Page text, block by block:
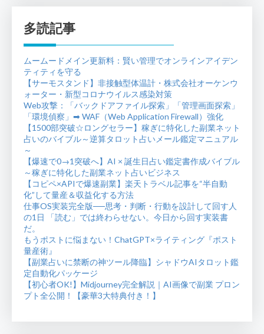
多読記事
ムームードメイン更新料：賢い管理でオンラインアイデン
ティティを守る
【サーモスタンド】非接触型体温計・株式会社オーケンウ
ォーター・新型コロナウイルス感染対策
Web攻撃：「バックドアファイル探索」「管理画面探索」
「環境偵察」➡ WAF（Web Application Firewall）強化
【1500部突破☆ロングセラー】稼ぎに特化した副業ネット
占いのバイブル～逆算タロット占いメール鑑定マニュアル
～
【爆速で0→1突破へ】AI × 誕生日占い鑑定書作成バイブル
～稼ぎに特化した副業ネット占いビジネス
【コピペ×APIで爆速副業】楽天トラベル記事を“半自動
化”して量産＆収益化する方法
仕事OS実装完全版──思考・判断・行動を設計して回す人
の1日 「読む」では終わらせない。今日から回す実装書
だ。
もうポストに悩まない！ChatGPT×ライティング『ポスト
量産術』
【副業占いに禁断の神ツール降臨】シャドウAIタロット鑑
定自動化パッケージ
【初心者OK!】Midjourney完全解説｜AI画像で副業 プロン
プト全公開！【豪華3大特典付き！】